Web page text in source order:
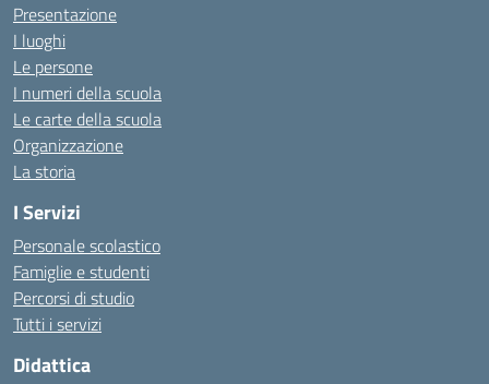
Presentazione
I luoghi
Le persone
I numeri della scuola
Le carte della scuola
Organizzazione
La storia
I Servizi
Personale scolastico
Famiglie e studenti
Percorsi di studio
Tutti i servizi
Didattica